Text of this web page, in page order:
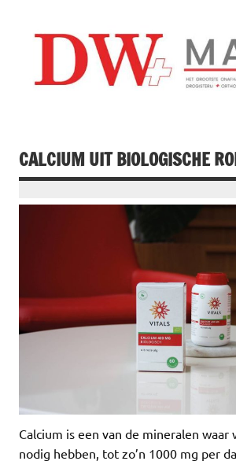
inhoud
CALCIUM UIT BIOLOGISCHE
Calcium is een van de mineralen waar
nodig hebben, tot zo’n 1000 mg per